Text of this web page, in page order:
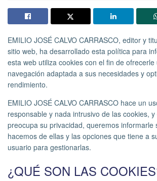
EMILIO JOSÉ CALVO CARRASCO, editor y
sitio web, ha desarrollado esta política para
esta web utiliza cookies con el fin de
navegación adaptada a sus necesidades y
rendimiento.
EMILIO JOSÉ CALVO CARRASCO hace un
responsable y nada intrusivo de las cookies,
preocupa su privacidad, queremos informarle
hacemos de ellas y las opciones que tiene a
usuario para gestionarlas.
¿QUÉ SON LAS